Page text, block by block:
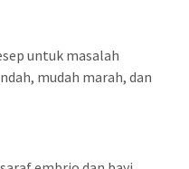
untuk masalah
mudah marah, dan